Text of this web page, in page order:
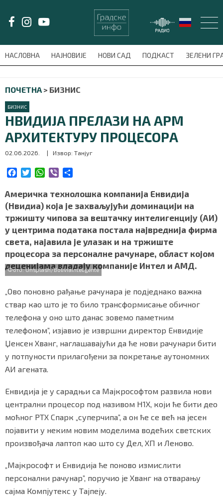
НАСЛОВНА НАЈНОВИЈЕ НОВИ САД ПОДКАСТ ЗЕЛЕНИ
meni'); $this_item = current( wp_filter_object_list(
ПОЧЕТНА > БИЗНИС
БИЗНИС
НВИДИЈА ПРЕЛАЗИ НА АРМ
АРХИТЕКТУРУ ПРОЦЕСОРА
02.06.2026. | Извор: Танјуг
c
e
b
o
o
k
i
t
t
e
r
W
a
t
s
A
p
p
b
e
r
a
r
e
Америчка технолошка компанија Енвидија
(Нвидиа) која је захваљујући доминацији на
тржишту чипова за вештачку интелигенцију (АИ)
у центрима података постала највреднија фирма
света, најавила је улазак и на тржиште
процесора за персоналне рачунаре, област којом
деценијама владају компаније Интел и АМД.
Фото: Unsplash/BoliviaInteligente
„Ово поновно рађање рачунара је подједнако важна
ствар као што је то било трансформисање обичног
телефона у оно што данас зовемо паметним
телефоном”, изјавио је извршни директор Енвидије
Џенсен Хванг, наглашавајући да ће нови рачунари бити
у потпуности прилагођени за покретање аутономних
АИ агената.
Енвидија је у сарадњи са Мајкрософтом развила нови
централни процесор под називом Н1X, који ће бити део
моћног РТX Спарк „суперчипа”, а он ће се већ на јесен
појавити у неким новим моделима водећих светских
произвођача лаптоп као што су Дел, ХП и Леново.
„Мајкрософт и Енвидија ће поново измислити
персонални рачунар”, поручио је Хванг на отварању
сајма Компјутекс у Тајпеју.
LAT/ЋИР
НАСЛОВНА
НАЈНОВИЈЕ
НОВИ САД
ПОДКАСТ
ВИДЕО
СПЕЦИЈАЛИ
БЛОГ
СРБИЈА
ЖИВОТ И СТИЛ
СПОРТ
БИЗНИС
redakcija@gradskeinfo.rs
ПРАТИТЕ НАС
Маркетинг|Услови коришћења